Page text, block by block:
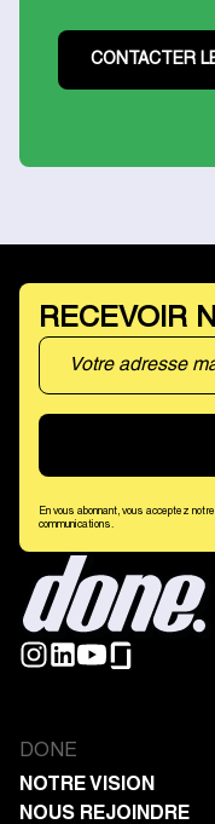
CONTACTER
RECEVOIR
En vous abonnant, vous acceptez
communications.
DONE
NOTRE VISION
NOUS REJOINDRE